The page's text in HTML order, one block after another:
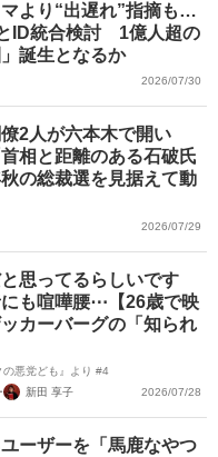
より“出遅れ”指摘も…
ID統合検討 1億人超の
誕生となるか
2026/07/30
2人が六本木で開い
相と距離のある石破氏
の総裁選を見据えて動
2026/07/29
と思ってるらしいです
も喧嘩腰⋯【26歳で映
カーバーグの「知られ
の悪党ども』より #4
新田 享子 2026/07/28
ーザーを「馬鹿なやつ